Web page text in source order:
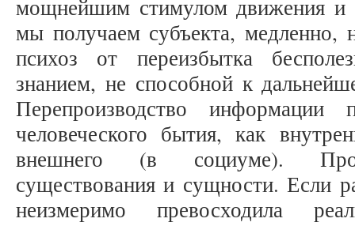
мощнейшим стимулом движения и
мы получаем субъекта, медленно,
психоз от переизбытка
знанием, не способной к
Перепроизводство информации
человеческого бытия, как
внешнего (в социуме).
существования и сущности. Если
неизмеримо превосходила